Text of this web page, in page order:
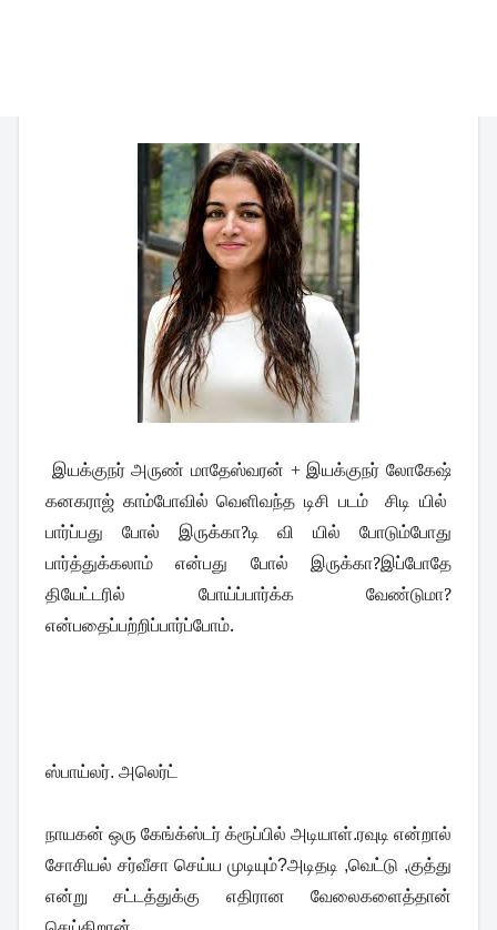
இயக்குநர் அருண் மாதேஸ்வரன் + இயக்குநர் லோகேஷ்
கனகராஜ் காம்போவில் வெளிவந்த டிசி படம் சிடி யில்
பார்ப்பது போல் இருக்கா?டி வி யில் போடும்போது
பார்த்துக்கலாம் என்பது போல் இருக்கா?இப்போதே
தியேட்டரில் போய்ப்பார்க்க வேண்டுமா?
என்பதைப்பற்றிப்பார்ப்போம்.
ஸ்பாய்லர். அலெர்ட்
நாயகன் ஒரு கேங்க்ஸ்டர் க்ரூப்பில் அடியாள்.ரவுடி என்றால்
சோசியல் சர்வீசா செய்ய முடியும்?அடிதடி ,வெட்டு ,குத்து
என்று சட்டத்துக்கு எதிரான வேலைகளைத்தான்